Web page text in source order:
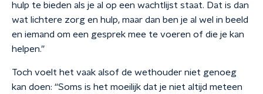
hulp te bieden als je al op een wachtlijst staat. Dat is dan
wat lichtere zorg en hulp, maar dan ben je al wel in beeld
en iemand om een gesprek mee te voeren of die je kan
helpen.”
Toch voelt het vaak alsof de wethouder niet genoeg
kan doen: “Soms is het moeilijk dat je niet altijd meteen